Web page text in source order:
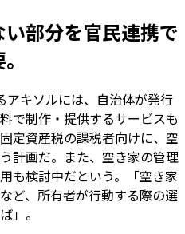
部分を官民連携で
キソルには、自治体が発行
で制作・提供するサービスも
定資産税の課税者向けに、空
計画だ。また、空き家の管理
も検討中だという。「空き家
ど、所有者が行動する際の選
」。